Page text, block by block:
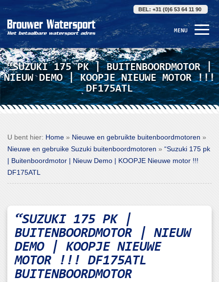
BEL: +31 (0)6 53 64 11 90
MENU
“SUZUKI 175 PK | BUITENBOORDMOTOR |
NIEUW DEMO | KOOPJE NIEUWE MOTOR !!!
DF175ATL
U bent hier: Home » Nieuwe en gebruikte buitenboordmotoren »
Nieuwe en gebruike Suzuki buitenboordmotoren » “Suzuki 175 pk
| Buitenboordmotor | Nieuw Demo | KOOPJE Nieuwe motor !!!
DF175ATL
“SUZUKI 175 PK |
BUITENBOORDMOTOR | NIEUW
DEMO | KOOPJE NIEUWE
MOTOR !!! DF175ATL
BUITENBOORDMOTOR